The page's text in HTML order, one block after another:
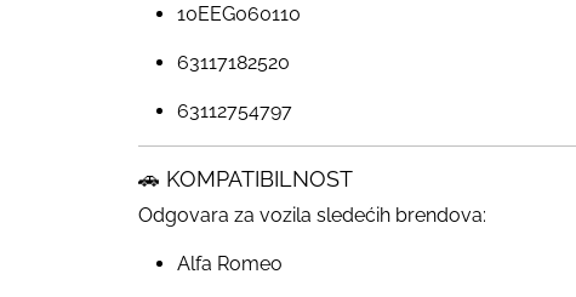
10EEG060110
63117182520
63112754797
🚗 KOMPATIBILNOST
Odgovara za vozila sledećih brendova:
Alfa Romeo